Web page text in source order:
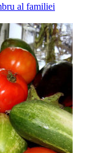
al familiei